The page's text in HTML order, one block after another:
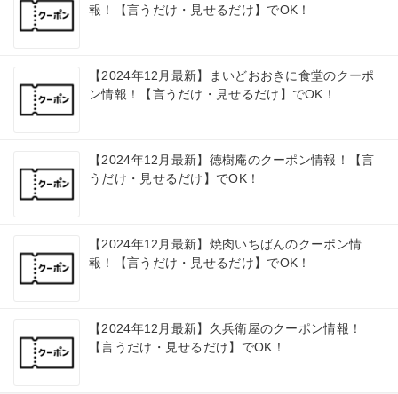
報！【言うだけ・見せるだけ】でOK！
【2024年12月最新】まいどおおきに食堂のクーポ
ン情報！【言うだけ・見せるだけ】でOK！
【2024年12月最新】徳樹庵のクーポン情報！【言
うだけ・見せるだけ】でOK！
【2024年12月最新】焼肉いちばんのクーポン情
報！【言うだけ・見せるだけ】でOK！
【2024年12月最新】久兵衛屋のクーポン情報！
【言うだけ・見せるだけ】でOK！